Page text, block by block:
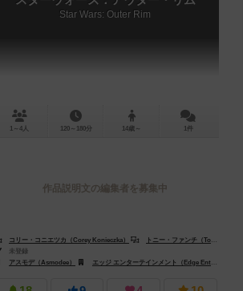
コリー・コニエツカ（Corey Konieczka）
エッジ エンターテインメント（Edge Entertainment）
Star Wars: Outer Rim
1～4人 120～180分 14歳～ 1件
作品説明文の編集者を募集中
コリー・コニエツカ（Corey Konieczka）
トニー・ファンチ（Tony Fanchi）
未登録
アスモデ（Asmodee）
エッジ エンターテインメント（Edge Entertainment）